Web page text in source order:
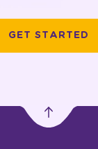
GET STARTED